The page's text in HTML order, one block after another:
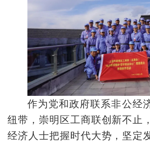
作为党和政府联系非公经
纽带，崇明区工商联创新不止
经济人士把握时代大势，坚定